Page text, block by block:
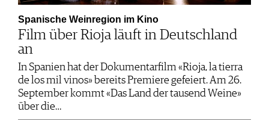
Spanische Weinregion im Kino
Film über Rioja läuft in Deutschland
an
In Spanien hat der Dokumentarfilm «Rioja, la tierra
de los mil vinos» bereits Premiere gefeiert. Am 26.
September kommt «Das Land der tausend Weine»
über die…